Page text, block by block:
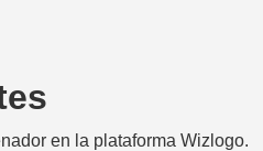
en la plataforma Wizlogo.